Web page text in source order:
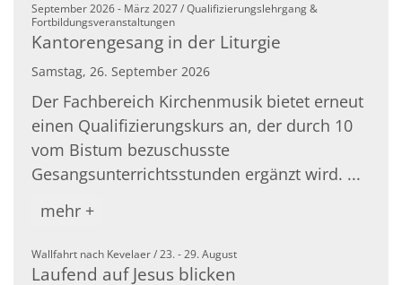
September 2026 - März 2027 / Qualifizierungslehrgang &
Fortbildungsveranstaltungen:
Kantorengesang in der Liturgie
Samstag, 26. September 2026
Der Fachbereich Kirchenmusik bietet erneut
einen Qualifizierungskurs an, der durch 10
vom Bistum bezuschusste
Gesangsunterrichtsstunden ergänzt wird. ...
mehr +
Wallfahrt nach Kevelaer / 23. - 29. August:
Laufend auf Jesus blicken